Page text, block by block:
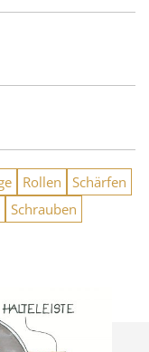
Rollen
Schärfen
Schrauben